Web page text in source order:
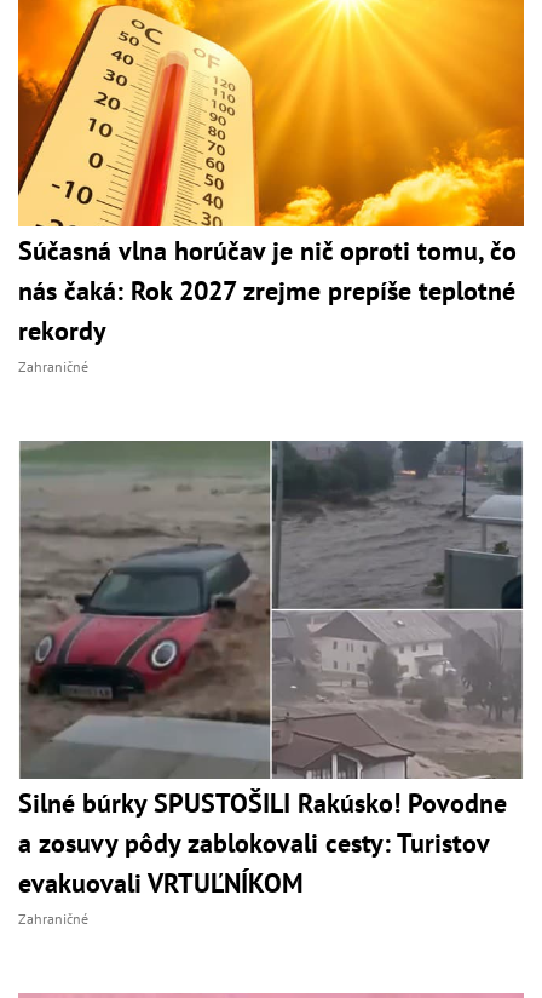
Súčasná vlna horúčav je nič oproti tomu, čo
nás čaká: Rok 2027 zrejme prepíše teplotné
rekordy
Zahraničné
Silné búrky SPUSTOŠILI Rakúsko! Povodne
a zosuvy pôdy zablokovali cesty: Turistov
evakuovali VRTUĽNÍKOM
Zahraničné